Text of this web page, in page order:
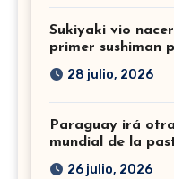
Sukiyaki vio
primer sushiman
28 julio, 2026
Paraguay irá
mundial de la
26 julio, 2026